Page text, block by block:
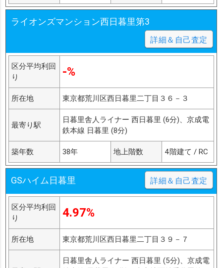
ライオンズマンション西日暮里第3
詳細＆自己査定
区分平均利回
り
-%
所在地 東京都荒川区西日暮里二丁目３６－３
最寄り駅
日暮里舎人ライナー 西日暮里 (6分)、京成電
鉄本線 日暮里 (8分)
築年数 38年 地上階数 4階建て / RC
GSハイム日暮里 詳細＆自己査定
区分平均利回
り
4.97%
所在地 東京都荒川区西日暮里二丁目３９－７
日暮里舎人ライナー 西日暮里 (5分)、京成電